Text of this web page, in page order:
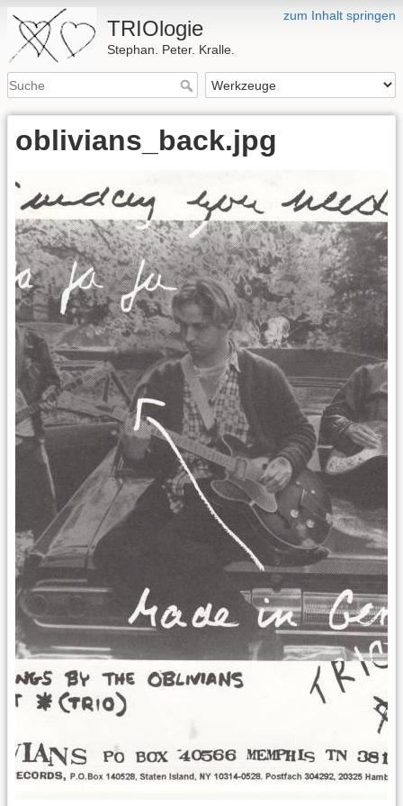
zum Inhalt springen
TRIOlogie
Stephan. Peter. Kralle.
oblivians_back.jpg